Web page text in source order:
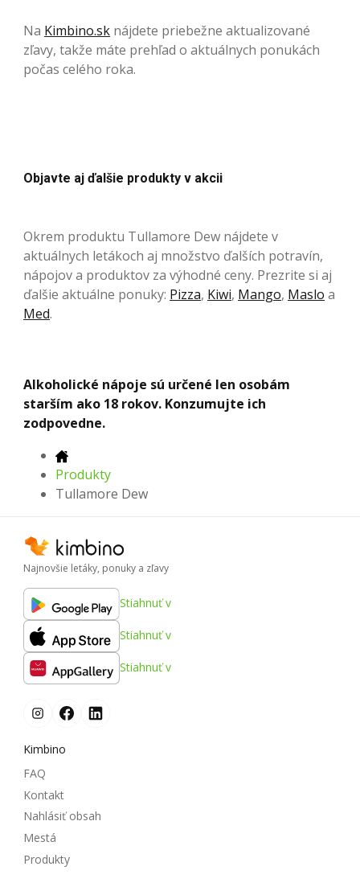
Na Kimbino.sk nájdete priebežne aktualizované
zľavy, takže máte prehľad o aktuálnych ponukách
počas celého roka.
Objavte aj ďalšie produkty v akcii
Okrem produktu Tullamore Dew nájdete v
aktuálnych letákoch aj množstvo ďalších potravín,
nápojov a produktov za výhodné ceny. Prezrite si aj
ďalšie aktuálne ponuky: Pizza, Kiwi, Mango, Maslo a
Med.
Alkoholické nápoje sú určené len osobám
starším ako 18 rokov. Konzumujte ich
zodpovedne.
Produkty
Tullamore Dew
Najnovšie letáky, ponuky a zľavy
Stiahnuť v
Stiahnuť v
Stiahnuť v
Kimbino
FAQ
Kontakt
Nahlásiť obsah
Mestá
Produkty